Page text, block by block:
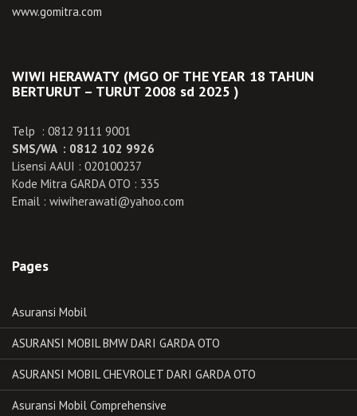
www.gomitra.com
WIWI HERAWATY (MGO OF THE YEAR 18 TAHUN
BERTURUT – TURUT 2008 sd 2025 )
Telp : 0812 9111 9001
SMS/WA : 0812 102 9926
Lisensi AAUI : 020100237
Kode Mitra GARDA OTO : 335
Email : wiwiherawati@yahoo.com
Pages
Asuransi Mobil
ASURANSI MOBIL BMW DARI GARDA OTO
ASURANSI MOBIL CHEVROLET DARI GARDA OTO
Asuransi Mobil Comprehensive